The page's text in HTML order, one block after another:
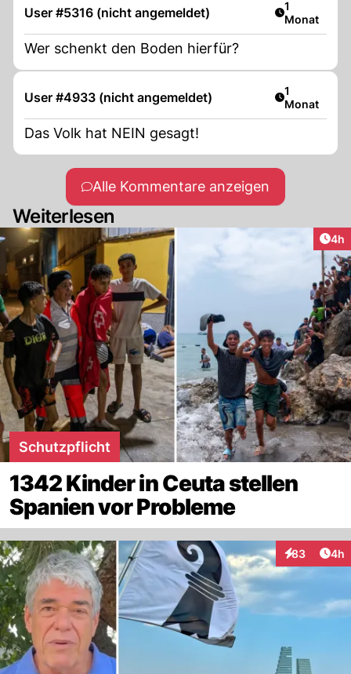
User #5316 (nicht angemeldet) Artikel
1
Monat
Wer schenkt den Boden hierfür?
User #4933 (nicht angemeldet) Artikel
1
Monat
Das Volk hat NEIN gesagt!
Alle Kommentare anzeigen
Weiterlesen
4h
Schutzpflicht
1342 Kinder in Ceuta stellen
Spanien vor Probleme
83
Interaktionen
4h